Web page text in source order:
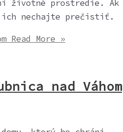
životné prostredie. Ak
ich nechajte prečistiť.
Read More »
nad Váhom